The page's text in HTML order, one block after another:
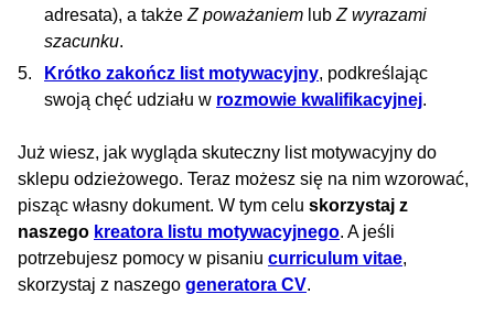
adresata), a także Z poważaniem lub Z wyrazami
szacunku.
Krótko zakończ list motywacyjny, podkreślając
swoją chęć udziału w rozmowie kwalifikacyjnej.
Już wiesz, jak wygląda skuteczny list motywacyjny do
sklepu odzieżowego. Teraz możesz się na nim wzorować,
pisząc własny dokument. W tym celu skorzystaj z
naszego kreatora listu motywacyjnego. A jeśli
potrzebujesz pomocy w pisaniu curriculum vitae,
skorzystaj z naszego generatora CV.